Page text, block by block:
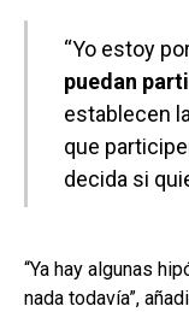
“Yo estoy
puedan
establecen
que
decida si
“Ya hay algunas
nada todavía”,